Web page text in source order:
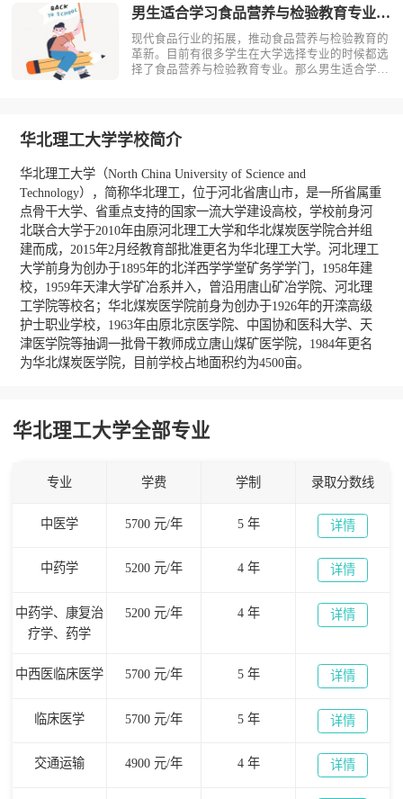
男生适合学习食品营养与检验教育专业吗？
现代食品行业的拓展，推动食品营养与检验教育的
革新。目前有很多学生在大学选择专业的时候都选
择了食品营养与检验教育专业。那么男生适合学习
什么？食品营养与检验教育主要研究食品科?
华北理工大学学校简介
华北理工大学（North China University of Science and
Technology），简称华北理工，位于河北省唐山市，是一所省属重
点骨干大学、省重点支持的国家一流大学建设高校，学校前身河
北联合大学于2010年由原河北理工大学和华北煤炭医学院合并组
建而成，2015年2月经教育部批准更名为华北理工大学。河北理工
大学前身为创办于1895年的北洋西学学堂矿务学学门，1958年建
校，1959年天津大学矿冶系并入，曾沿用唐山矿冶学院、河北理
工学院等校名；华北煤炭医学院前身为创办于1926年的开滦高级
护士职业学校，1963年由原北京医学院、中国协和医科大学、天
津医学院等抽调一批骨干教师成立唐山煤矿医学院，1984年更名
为华北煤炭医学院，目前学校占地面积约为4500亩。
华北理工大学全部专业
专业 学费 学制 录取分数线
中医学 5700 元/年 5 年 详情
中药学 5200 元/年 4 年 详情
中药学、康复治
疗学、药学
5200 元/年 4 年 详情
中西医临床医学 5700 元/年 5 年 详情
临床医学 5700 元/年 5 年 详情
交通运输 4900 元/年 4 年 详情